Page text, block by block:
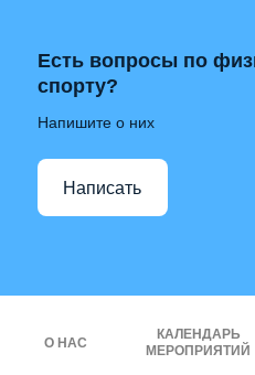
Есть вопросы по
спорту?
Напишите о них
Написать
О НАС
КАЛЕНДАРЬ
МЕРОПРИЯТИЙ